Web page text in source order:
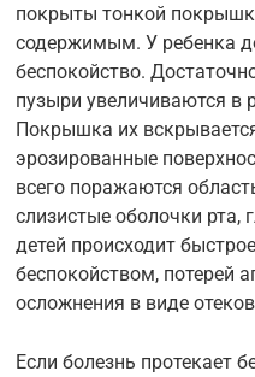
покрыты тонкой
содержимым. У ребенка
беспокойство.
пузыри увеличиваются в
Покрышка их
эрозированные
всего поражаются
слизистые оболочки рта,
детей происходит
беспокойством, потерей
осложнения в виде
Если болезнь протекает